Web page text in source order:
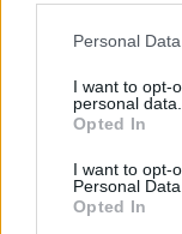
Please note that
not limited to your
grant or deny
use your data for
consent section.
Personal
I want to opt-
personal data.
Opted In
I want to opt-
Personal Data.
Opted In
AUTORE
per la